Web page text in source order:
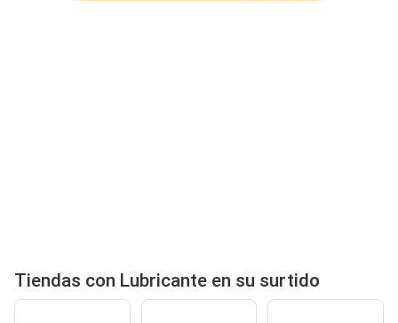
Tiendas con Lubricante en su surtido